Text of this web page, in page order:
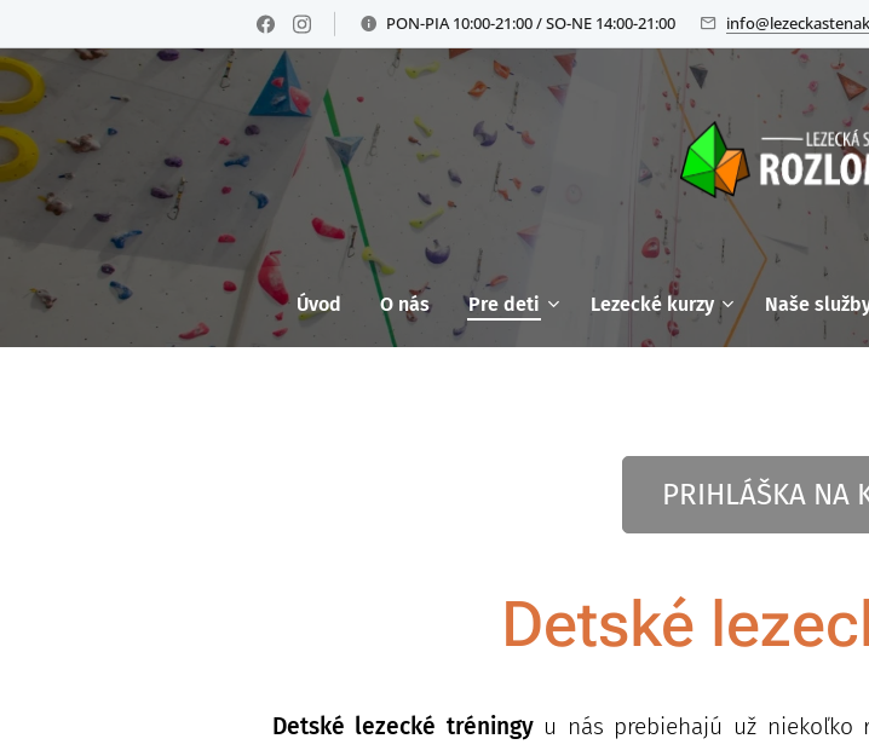
PON-PIA 10:00-21:00 / SO-NE 14:00-21:00
Úvod O nás Pre deti Lezecké kurzy Naše
PRIHLÁŠKA NA
Detské
Detské lezecké tréningy u nás prebiehajú už niekoľko